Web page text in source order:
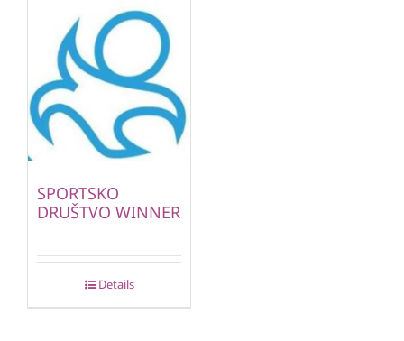
SPORTSKO
DRUŠTVO WINNER
Details